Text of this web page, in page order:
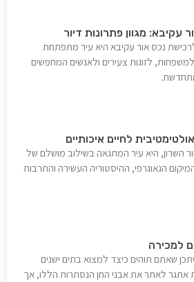
עקיבא: מגוון פתרונות דיור
נכס אור עקיבא היא עיר מתפתחת
לזוגות צעירים ולאנשים המחפשים
לחיים איכותיים
השרון, היא עיר המתגאה בשילוב מושלם של
הגאוגרפי, ההיסטוריה העשירה והתרבות
למכירה
שאתם תוהים כיצד למצוא בתים ישנים
אתגר לאתר את אבני החן הנסתרות הללו, אך